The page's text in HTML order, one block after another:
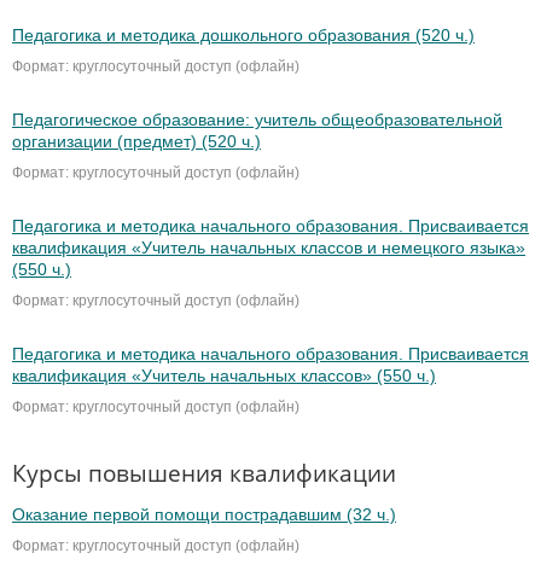
Педагогика и методика дошкольного образования (520 ч.)
Формат: круглосуточный доступ (офлайн)
Педагогическое образование: учитель общеобразовательной
организации (предмет) (520 ч.)
Формат: круглосуточный доступ (офлайн)
Педагогика и методика начального образования. Присваивается
квалификация «Учитель начальных классов и немецкого языка»
(550 ч.)
Формат: круглосуточный доступ (офлайн)
Педагогика и методика начального образования. Присваивается
квалификация «Учитель начальных классов» (550 ч.)
Формат: круглосуточный доступ (офлайн)
Курсы повышения квалификации
Оказание первой помощи пострадавшим (32 ч.)
Формат: круглосуточный доступ (офлайн)